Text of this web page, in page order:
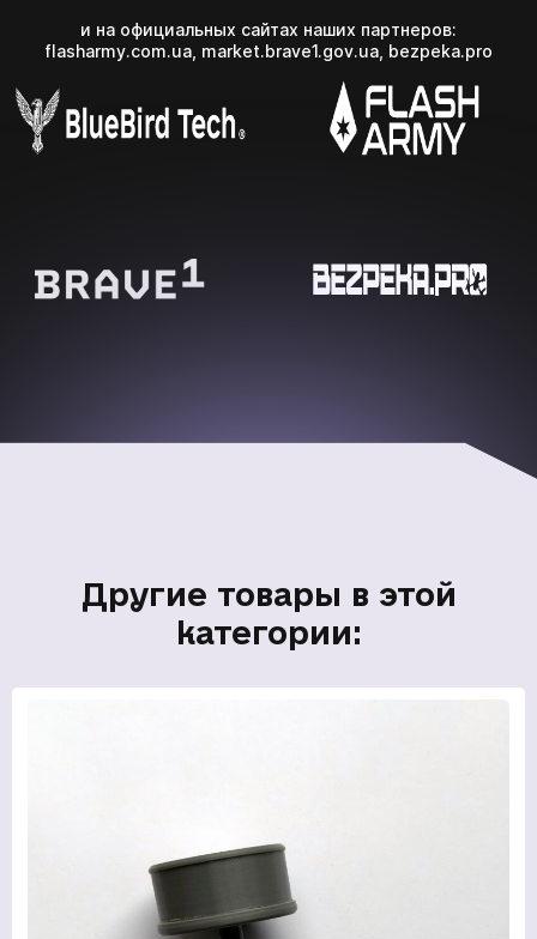
и на официальных сайтах наших партнеров:
flasharmy.com.ua, market.brave1.gov.ua, bezpeka.pro
Другие товары в этой
категории: